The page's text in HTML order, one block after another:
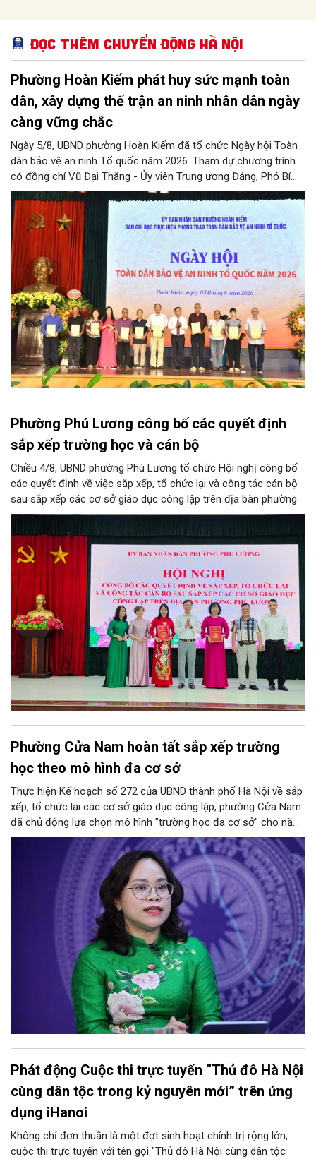
Đọc thêm Chuyển động Hà Nội
Phường Hoàn Kiếm phát huy sức mạnh toàn
dân, xây dựng thế trận an ninh nhân dân ngày
càng vững chắc
Ngày 5/8, UBND phường Hoàn Kiếm đã tổ chức Ngày hội Toàn
dân bảo vệ an ninh Tổ quốc năm 2026. Tham dự chương trình
có đồng chí Vũ Đại Thắng - Ủy viên Trung ương Đảng, Phó Bí
thư Thành ủy, Chủ tịch UBND thành phố; Đại tá Nguyễn Tiến Đạt,
Ủy viên Ban Thường vụ Đảng ủy, Phó Giám đốc Công an thành
phố Hà Nội, cùng dự có các đồng chí đại diện lãnh đạo các Sở,
ban, ngành thuộc Thành phố Hà Nội, các phòng nghiệp vụ Công
an Thành phố Hà Nội.
Phường Phú Lương công bố các quyết định
sắp xếp trường học và cán bộ
Chiều 4/8, UBND phường Phú Lương tổ chức Hội nghị công bố
các quyết định về việc sắp xếp, tổ chức lại và công tác cán bộ
sau sắp xếp các cơ sở giáo dục công lập trên địa bàn phường.
Phường Cửa Nam hoàn tất sắp xếp trường
học theo mô hình đa cơ sở
Thực hiện Kế hoạch số 272 của UBND thành phố Hà Nội về sắp
xếp, tổ chức lại các cơ sở giáo dục công lập, phường Cửa Nam
đã chủ động lựa chọn mô hình "trường học đa cơ sở" cho năm
học 2026 - 2027. Phương án này vừa giúp tinh gọn đầu mối
quản lý, nâng cao hiệu quả khai thác cơ sở vật chất, vừa bảo
đảm nguyên tắc "không làm xáo trộn điểm học", giữ vững tâm
lý cho học sinh và phụ huynh. Trao đổi với Phóng viên Tạp chí
Người Hà Nội, đồng chí Trịnh Ngọc Trâm - UVBTV, Phó Chủ tịch
UBND phường Cửa Nam đã làm rõ nh
Phát động Cuộc thi trực tuyến “Thủ đô Hà Nội
cùng dân tộc trong kỷ nguyên mới” trên ứng
dụng iHanoi
Không chỉ đơn thuần là một đợt sinh hoạt chính trị rộng lớn,
cuộc thi trực tuyến với tên gọi "Thủ đô Hà Nội cùng dân tộc